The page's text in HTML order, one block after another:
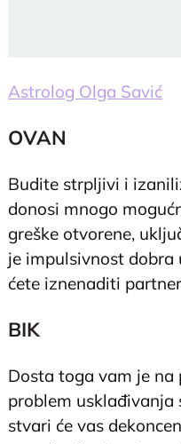
Astrolog Olga Savić
OVAN
Budite strpljivi i
donosi mnogo
greške otvorene,
je impulsivnost
ćete iznenaditi
BIK
Dosta toga vam je
problem usklađivanja
stvari će vas